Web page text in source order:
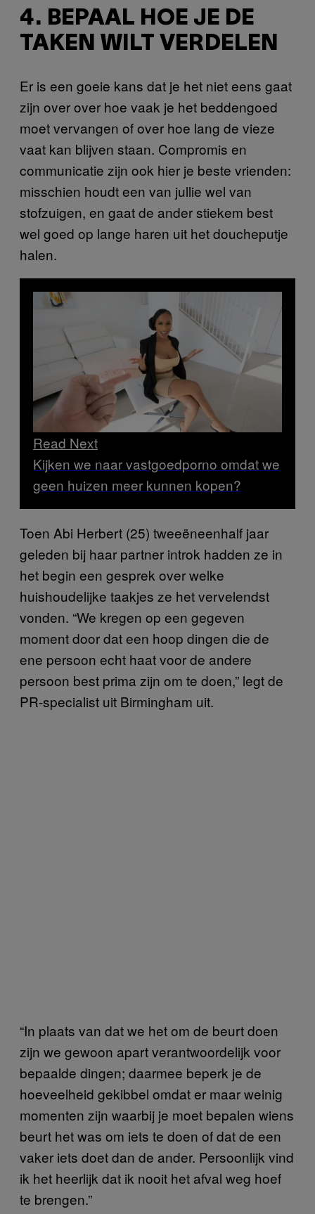
4. BEPAAL HOE JE DE
TAKEN WILT VERDELEN
Er is een goeie kans dat je het niet eens gaat
zijn over over hoe vaak je het beddengoed
moet vervangen of over hoe lang de vieze
vaat kan blijven staan. Compromis en
communicatie zijn ook hier je beste vrienden:
misschien houdt een van jullie wel van
stofzuigen, en gaat de ander stiekem best
wel goed op lange haren uit het doucheputje
halen.
Read Next
Kijken we naar vastgoedporno omdat we
geen huizen meer kunnen kopen?
Toen Abi Herbert (25) tweeëneenhalf jaar
geleden bij haar partner introk hadden ze in
het begin een gesprek over welke
huishoudelijke taakjes ze het vervelendst
vonden. “We kregen op een gegeven
moment door dat een hoop dingen die de
ene persoon echt haat voor de andere
persoon best prima zijn om te doen,” legt de
PR-specialist uit Birmingham uit.
“In plaats van dat we het om de beurt doen
zijn we gewoon apart verantwoordelijk voor
bepaalde dingen; daarmee beperk je de
hoeveelheid gekibbel omdat er maar weinig
momenten zijn waarbij je moet bepalen wiens
beurt het was om iets te doen of dat de een
vaker iets doet dan de ander. Persoonlijk vind
ik het heerlijk dat ik nooit het afval weg hoef
te brengen.”